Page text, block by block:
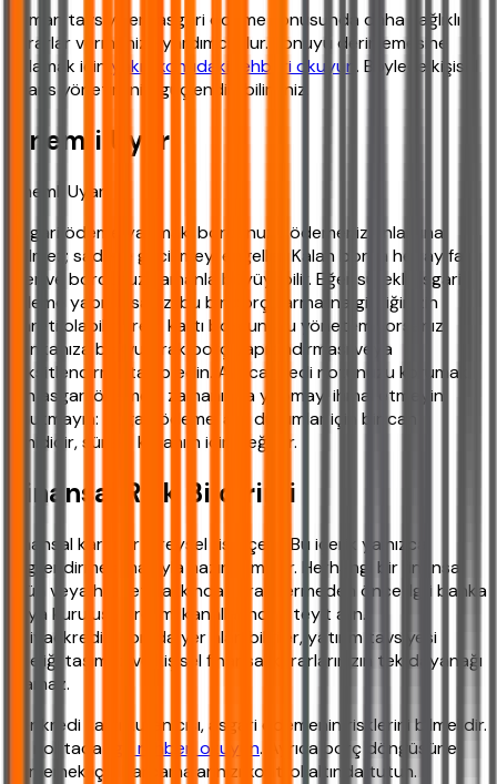
Uzman tavsiyeleri, asgari ödeme konusunda daha sağlıklı
kararlar vermenize yardımcı olur. Konuyu derinlemesine
anlamak için yakın konudaki rehberi okuyun . Böylece kişisel
finans yönetiminizi güçlendirebilirsiniz.
Önemli Uyarı
Önemli Uyarı
Asgari ödeme yapmak, borcunuzu ödemeniz anlamına
gelmez; sadece gecikmeyi engeller. Kalan borca her ay faiz
işler ve borcunuz zamanla büyüyebilir. Eğer sürekli asgari
ödeme yapıyorsanız, bu bir borç sarmalına girdiğinizin
işareti olabilir. Kredi kartı borcunuzu yönetemiyorsanız,
bankanıza başvurarak borç yapılandırması veya
taksitlendirme talep edin. Ayrıca kredi notunuzu korumak
için asgari ödemeyi zamanında yapmayı ihmal etmeyin.
Unutmayın: Asgari ödeme, acil durumlar için bir can
simididir, sürekli kullanım için değildir.
Finansal Risk Bildirimi
Finansal kararlar bireysel risk içerir. Bu içerik yalnızca
bilgilendirme amacıyla hazırlanmıştır. Herhangi bir finansal
ürün veya hizmet hakkında karar vermeden önce ilgili banka
veya kuruluşun resmi kanallarından teyit alın.
ihtiyackredisi.com'da yer alan bilgiler, yatırım tavsiyesi
niteliği taşımaz ve kişisel finansal kararlarınızın tek dayanağı
olamaz.
Her kredi kartı kullanıcısı, asgari ödemenin risklerini bilmelidir.
Bu noktada
ilgili rehberi okuyun. Ayrıca borç döngüsüne
girmemek için harcamalarınızı kontrol altında tutun.